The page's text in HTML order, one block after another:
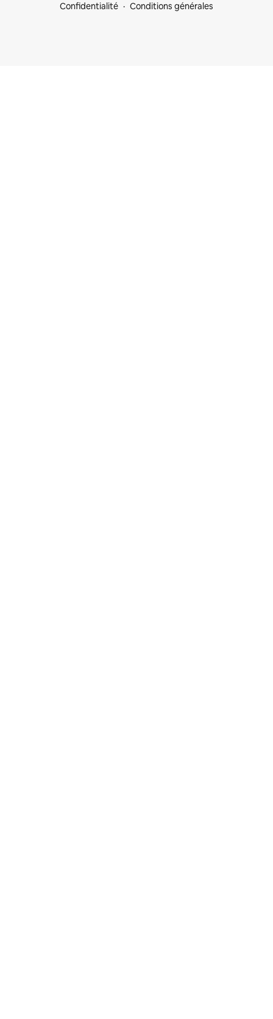
Confidentialité
Conditions générales